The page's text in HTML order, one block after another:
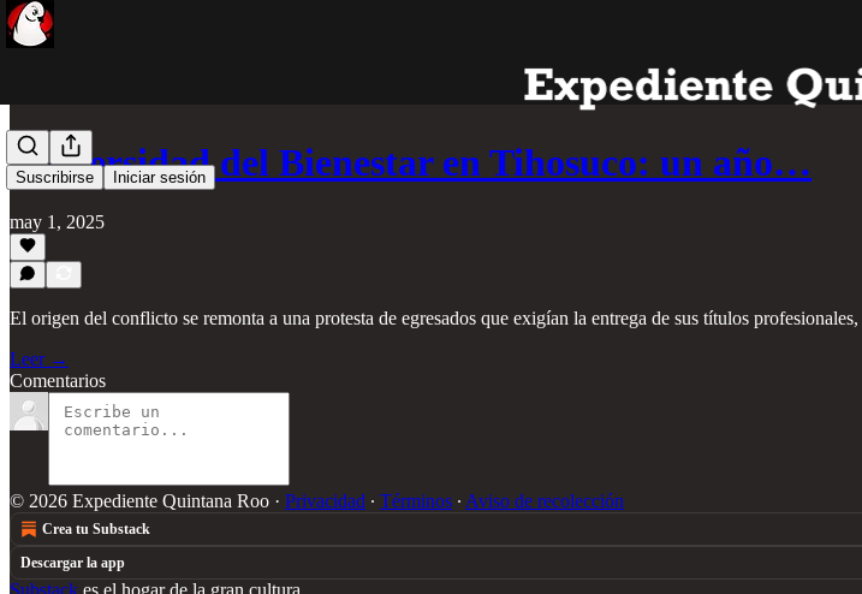
Suscribirse Iniciar sesión
Universidad del Bienestar en Tihosuco: un año…
may 1, 2025
El origen del conflicto se remonta a una protesta de egresados que exigían la entrega de sus títulos
Leer →
Comentarios
© 2026 Expediente Quintana Roo · Privacidad ∙ Términos ∙ Aviso de recolección
Crea tu Substack
Descargar la app
Substack es el hogar de la gran cultura